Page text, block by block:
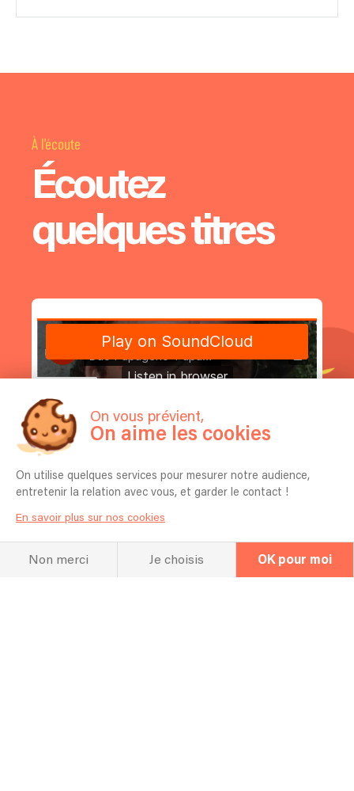
À l'écoute
Écoutez
quelques titres
On vous prévient,
On aime les cookies
On utilise quelques services pour mesurer notre audience,
entretenir la relation avec vous, et garder le contact !
En savoir plus sur nos cookies
Non merci Je choisis OK pour moi